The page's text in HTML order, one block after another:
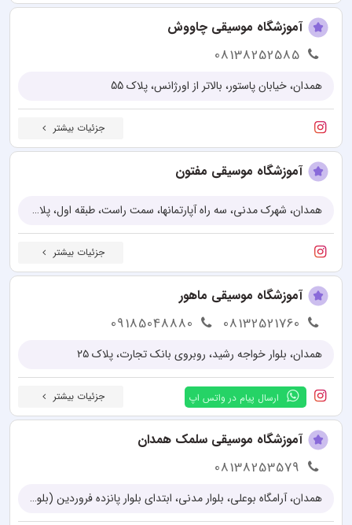
آموزشگاه موسیقی چاووش
08138252585
همدان، خیابان پاستور، بالاتر از اورژانس، پلاک 55
جزئیات بیشتر
آموزشگاه موسیقی مفتون
همدان، شهرک مدنی، سه راه آپارتمانها، سمت راست، طبقه اول، پلاک 3
جزئیات بیشتر
آموزشگاه موسیقی ماهور
08132521760
09185048880
همدان، بلوار خواجه رشید، روبروی بانک تجارت، پلاک ۲۵
ارسال پیام در واتس اپ جزئیات بیشتر
آموزشگاه موسیقی سلمک همدان
08138253579
همدان، آرامگاه بوعلی، بلوار مدنی، ابتدای بلوار پانزده فروردین (بلوار موشک)، جنب کافه دوچرخه، طبقه 2